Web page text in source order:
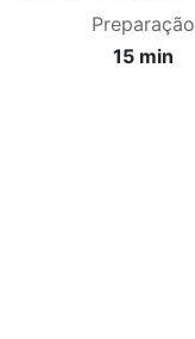
Preparação
15 min